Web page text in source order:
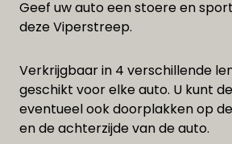
Geef uw auto een stoere en
deze Viperstreep.
Verkrijgbaar in 4 verschillende
geschikt voor elke auto. U kunt
eventueel ook doorplakken op
en de achterzijde van de auto.